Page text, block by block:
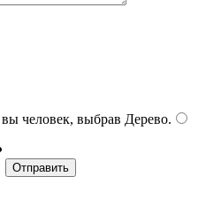
человек, выбрав Дерево.